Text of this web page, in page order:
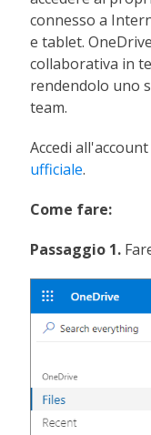
connesso a
e tablet.
collaborativa in
rendendolo uno
team.
Accedi
ufficiale.
Come fare:
Passaggio 1.